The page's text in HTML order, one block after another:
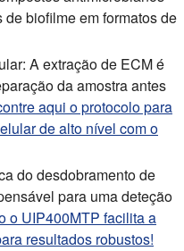
biofilme em formatos de
A extração de ECM é
da amostra antes
aqui o protocolo para
de alto nível com o
do desdobramento de
para uma deteção
o UIP400MTP facilita a
resultados robustos!